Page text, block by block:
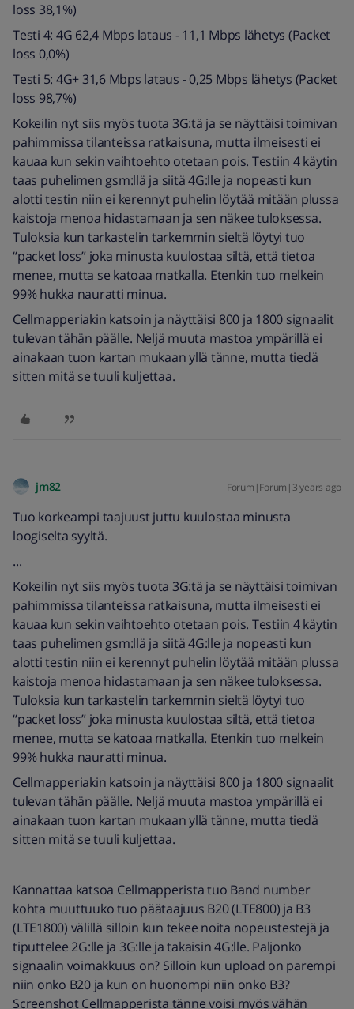
loss 38,1%)
Testi 4: 4G 62,4 Mbps lataus - 11,1 Mbps lähetys (Packet
loss 0,0%)
Testi 5: 4G+ 31,6 Mbps lataus - 0,25 Mbps lähetys (Packet
loss 98,7%)
Kokeilin nyt siis myös tuota 3G:tä ja se näyttäisi toimivan
pahimmissa tilanteissa ratkaisuna, mutta ilmeisesti ei
kauaa kun sekin vaihtoehto otetaan pois. Testiin 4 käytin
taas puhelimen gsm:llä ja siitä 4G:lle ja nopeasti kun
alotti testin niin ei kerennyt puhelin löytää mitään plussa
kaistoja menoa hidastamaan ja sen näkee tuloksessa.
Tuloksia kun tarkastelin tarkemmin sieltä löytyi tuo
“packet loss” joka minusta kuulostaa siltä, että tietoa
menee, mutta se katoaa matkalla. Etenkin tuo melkein
99% hukka nauratti minua.
Cellmapperiakin katsoin ja näyttäisi 800 ja 1800 signaalit
tulevan tähän päälle. Neljä muuta mastoa ympärillä ei
ainakaan tuon kartan mukaan yllä tänne, mutta tiedä
sitten mitä se tuuli kuljettaa.
jm82 Forum|Forum|3 years ago
Tuo korkeampi taajuust juttu kuulostaa minusta
loogiselta syyltä.
...
Kokeilin nyt siis myös tuota 3G:tä ja se näyttäisi toimivan
pahimmissa tilanteissa ratkaisuna, mutta ilmeisesti ei
kauaa kun sekin vaihtoehto otetaan pois. Testiin 4 käytin
taas puhelimen gsm:llä ja siitä 4G:lle ja nopeasti kun
alotti testin niin ei kerennyt puhelin löytää mitään plussa
kaistoja menoa hidastamaan ja sen näkee tuloksessa.
Tuloksia kun tarkastelin tarkemmin sieltä löytyi tuo
“packet loss” joka minusta kuulostaa siltä, että tietoa
menee, mutta se katoaa matkalla. Etenkin tuo melkein
99% hukka nauratti minua.
Cellmapperiakin katsoin ja näyttäisi 800 ja 1800 signaalit
tulevan tähän päälle. Neljä muuta mastoa ympärillä ei
ainakaan tuon kartan mukaan yllä tänne, mutta tiedä
sitten mitä se tuuli kuljettaa.
Kannattaa katsoa Cellmapperista tuo Band number
kohta muuttuuko tuo päätaajuus B20 (LTE800) ja B3
(LTE1800) välillä silloin kun tekee noita nopeustestejä ja
tiputtelee 2G:lle ja 3G:lle ja takaisin 4G:lle. Paljonko
signaalin voimakkuus on? Silloin kun upload on parempi
niin onko B20 ja kun on huonompi niin onko B3?
Screenshot Cellmapperista tänne voisi myös vähän